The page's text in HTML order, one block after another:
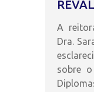
A
Dra.
sobre